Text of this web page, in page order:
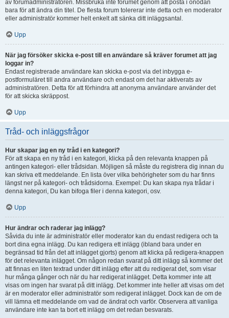
av forumadministratören. Missbruka inte forumet genom att posta i onödan
bara för att ändra din titel. De flesta forum tolererar inte detta och en moderator
eller administratör kommer helt enkelt att sänka ditt inläggsantal.
Upp
När jag försöker skicka e-post till en användare så kräver forumet att jag
loggar in?
Endast registrerade användare kan skicka e-post via det inbygga e-
postformuläret till andra användare och endast om det har aktiverats av
administratören. Detta för att förhindra att anonyma användare använder det
för att skicka skräppost.
Upp
Tråd- och inläggsfrågor
Hur skapar jag en ny tråd i en kategori?
För att skapa en ny tråd i en kategori, klicka på den relevanta knappen på
antingen kategori- eller trådsidan. Möjligen så måste du registrera dig innan du
kan skriva ett meddelande. En lista över vilka behörigheter som du har finns
längst ner på kategori- och trådsidorna. Exempel: Du kan skapa nya trådar i
denna kategori, Du kan bifoga filer i denna kategori, osv.
Upp
Hur ändrar och raderar jag inlägg?
Såvida du inte är administratör eller moderator kan du endast redigera och ta
bort dina egna inlägg. Du kan redigera ett inlägg (ibland bara under en
begränsad tid från det att inlägget gjorts) genom att klicka på redigera-knappen
för det relevanta inlägget. Om någon redan svarat på ditt inlägg så kommer det
att finnas en liten textrad under ditt inlägg efter att du redigerat det, som visar
hur många gånger och när du har redigerat inlägget. Detta kommer inte att
visas om ingen har svarat på ditt inlägg. Det kommer inte heller att visas om det
är en moderator eller administratör som redigerat inlägget. Dock kan de om de
vill lämna ett meddelande om vad de ändrat och varför. Observera att vanliga
användare inte kan ta bort ett inlägg om det redan besvarats.